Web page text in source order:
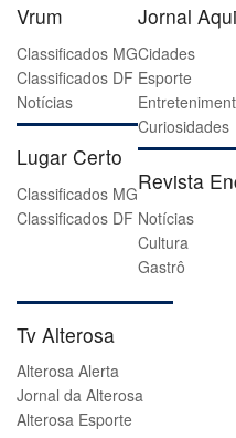
Vrum
Classificados MG
Classificados DF
Notícias
Lugar Certo
Classificados MG
Classificados DF
Jornal Aqui
Cidades
Esporte
Curiosidades
Revista
Notícias
Cultura
Gastrô
Tv Alterosa
Alterosa Alerta
Jornal da Alterosa
Alterosa Esporte